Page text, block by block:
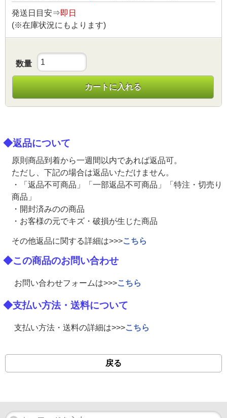
発送日目安⇒即日
(※在庫状況にもよります)
数量
カートに入れる
◆返品について
原則商品到着から一週間以内であれば返品可。
ただし、下記の場合は返品いただけません。
・「返品不可商品」「一部返品不可商品」「特注・切売り
商品」
・開封済みのの商品
・お客様の元でキズ・破損が生じた商品
その他返品に関する詳細は>>>こちら
◆この商品のお問い合わせ
お問い合わせフォームは>>>こちら
◆支払い方法・送料について
支払い方法・送料の詳細は>>>こちら
戻る